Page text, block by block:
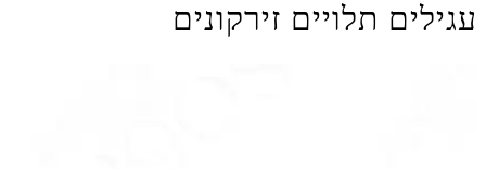
עגילים תלויים זירקונים